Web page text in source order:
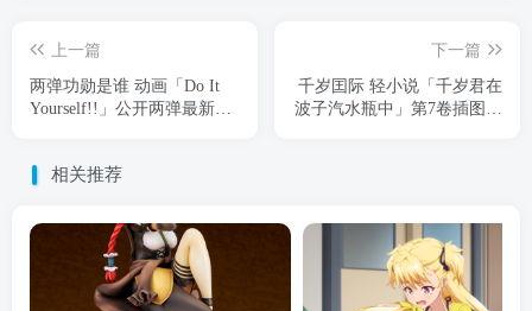
上一篇
两弹功勋是谁 动画「Do It
Yourself!!」公开两弹最新角
下一篇
千岁囯际 轻小说「千岁君在
波子汽水瓶中」第7卷插图公
相关推荐